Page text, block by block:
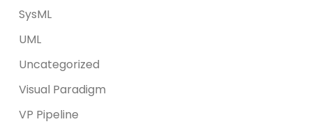
SysML
UML
Uncategorized
Visual Paradigm
VP Pipeline